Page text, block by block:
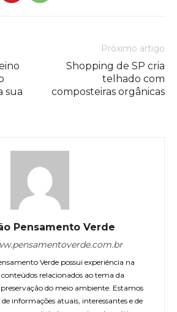
sua
Próximo artigo
Shopping de SP cria
telhado com
composteiras orgânicas
Pensamento Verde
Verde possui experiência na
relacionados ao tema da
do meio ambiente. Estamos
informações atuais, interessantes e de